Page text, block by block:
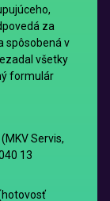
za
spôsobená v
všetky
formulár
Servis,
13